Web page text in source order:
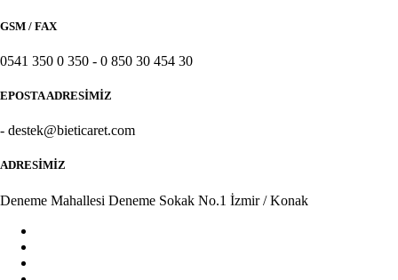
GSM / FAX
0541 350 0 350 - 0 850 30 454 30
EPOSTA ADRESİMİZ
- destek@bieticaret.com
ADRESİMİZ
Deneme Mahallesi Deneme Sokak No.1 İzmir / Konak